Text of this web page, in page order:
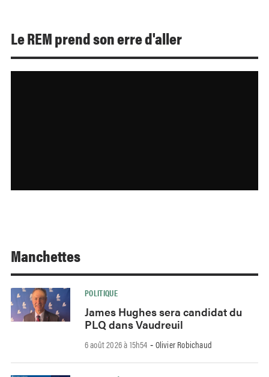
Le REM prend son erre d'aller
Manchettes
POLITIQUE
James Hughes sera candidat du
PLQ dans Vaudreuil
6 août 2026 à 15h54 - Olivier Robichaud